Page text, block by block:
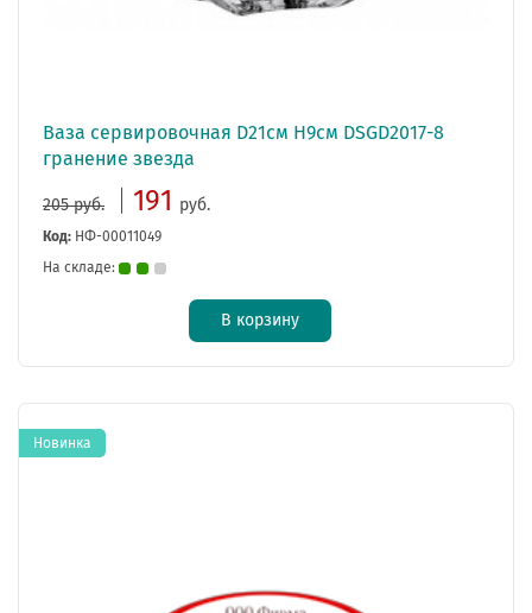
Ваза сервировочная D21см H9см DSGD2017-8
гранение звезда
205 руб. 191 руб.
Код: НФ-00011049
На складе:
В корзину
Новинка